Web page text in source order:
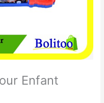
Enfant